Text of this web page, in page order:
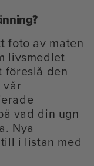
foto av maten
livsmedlet
föreslå den
vad din ugn
Nya
i listan med